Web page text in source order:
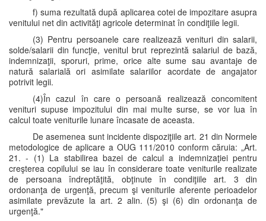
f) suma rezultată după aplicarea cotei de impozitare asupra
venitului net din activităţi agricole determinat în condiţiile legii.
(3) Pentru persoanele care realizează venituri din salarii,
solde/salarii din funcţie, venitul brut reprezintă salariul de bază,
indemnizaţii, sporuri, prime, orice alte sume sau avantaje de
natură salarială ori asimilate salariilor acordate de angajator
potrivit legii.
(4)În cazul în care o persoană realizează concomitent
venituri supuse impozitului din mai multe surse, se vor lua în
calcul toate veniturile lunare încasate de aceasta.
De asemenea sunt incidente dispoziţiile art. 21 din Normele
metodologice de aplicare a OUG 111/2010 conform căruia: „Art.
21. - (1) La stabilirea bazei de calcul a indemnizaţiei pentru
creşterea copilului se iau în considerare toate veniturile realizate
de persoana îndreptăţită, obţinute în condiţiile art. 3 din
ordonanţa de urgenţă, precum şi veniturile aferente perioadelor
asimilate prevăzute la art. 2 alin. (5) şi (6) din ordonanţa de
urgenţă."